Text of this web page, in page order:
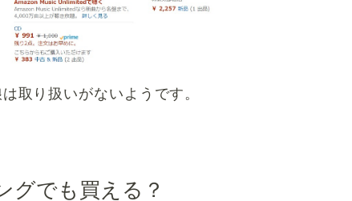
取り扱いがないようです。
グでも買える？